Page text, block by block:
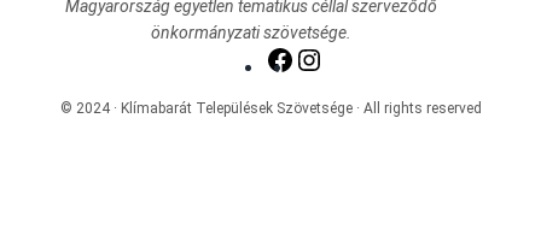
Magyarország egyetlen tematikus céllal szerveződő
önkormányzati szövetsége.
Facebook
© 2024 · Klímabarát Települések Szövetsége · All rights reserved